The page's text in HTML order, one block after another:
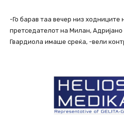
-Го барав таа вечер низ ходниците
претседателот на Милан, Адријано
Гвардиола имаше среќа, -вели